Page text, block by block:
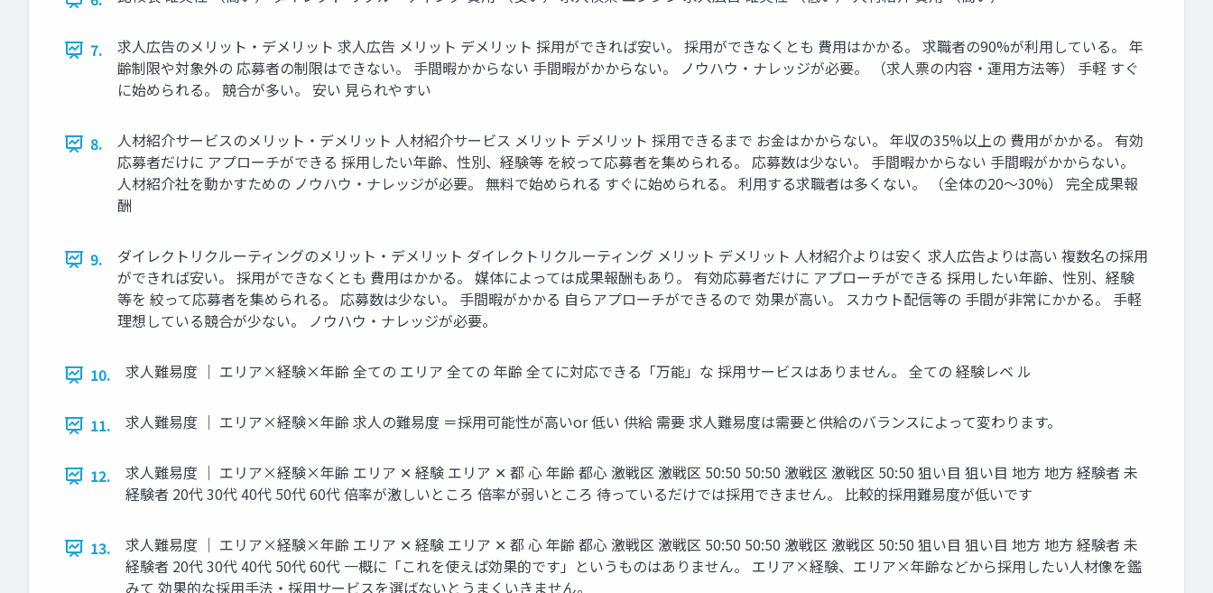
7.
求⼈広告のメリット‧デメリット 求⼈広告 メリット デメリット 採⽤ができれば安い。 採⽤ができなくとも 費⽤はかかる。 求職者の90%が利⽤している。 年
齢制限や対象外の 応募者の制限はできない。 ⼿間暇かからない ⼿間暇がかからない。 ノウハウ‧ナレッジが必要。 （求⼈票の内容‧運⽤⽅法等） ⼿軽 すぐ
に始められる。 競合が多い。 安い ⾒られやすい
8.
⼈材紹介サービスのメリット‧デメリット ⼈材紹介サービス メリット デメリット 採⽤できるまで お⾦はかからない。 年収の35%以上の 費⽤がかかる。 有効
応募者だけに アプローチができる 採⽤したい年齢、性別、経験等 を絞って応募者を集められる。 応募数は少ない。 ⼿間暇かからない ⼿間暇がかからない。
⼈材紹介社を動かすための ノウハウ‧ナレッジが必要。 無料で始められる すぐに始められる。 利⽤する求職者は多くない。 （全体の20〜30%） 完全成果報
酬
9.
ダイレクトリクルーティングのメリット‧デメリット ダイレクトリクルーティング メリット デメリット ⼈材紹介よりは安く 求⼈広告よりは⾼い 複数名の採⽤
ができれば安い。 採⽤ができなくとも 費⽤はかかる。 媒体によっては成果報酬もあり。 有効応募者だけに アプローチができる 採⽤したい年齢、性別、経験
等を 絞って応募者を集められる。 応募数は少ない。 ⼿間暇がかかる ⾃らアプローチができるので 効果が⾼い。 スカウト配信等の ⼿間が⾮常にかかる。 ⼿軽
理想している競合が少ない。 ノウハウ‧ナレッジが必要。
10. 求⼈難易度 ｜ エリア×経験×年齢 全ての エリア 全ての 年齢 全てに対応できる「万能」な 採⽤サービスはありません。 全ての 経験レベ ル
11. 求⼈難易度 ｜ エリア×経験×年齢 求⼈の難易度 ＝採⽤可能性が⾼いor 低い 供給 需要 求⼈難易度は需要と供給のバランスによって変わります。
12.
求⼈難易度 ｜ エリア×経験×年齢 エリア ✕ 経験 エリア ✕ 都 ⼼ 年齢 都⼼ 激戦区 激戦区 50:50 50:50 激戦区 激戦区 50:50 狙い⽬ 狙い⽬ 地⽅ 地⽅ 経験者 未
経験者 20代 30代 40代 50代 60代 倍率が激しいところ 倍率が弱いところ 待っているだけでは採⽤できません。 ⽐較的採⽤難易度が低いです
13.
求⼈難易度 ｜ エリア×経験×年齢 エリア ✕ 経験 エリア ✕ 都 ⼼ 年齢 都⼼ 激戦区 激戦区 50:50 50:50 激戦区 激戦区 50:50 狙い⽬ 狙い⽬ 地⽅ 地⽅ 経験者 未
経験者 20代 30代 40代 50代 60代 ⼀概に「これを使えば効果的です」というものはありません。 エリア×経験、エリア×年齢などから採⽤したい⼈材像を鑑
みて 効果的な採⽤⼿法‧採⽤サービスを選ばないとうまくいきません。